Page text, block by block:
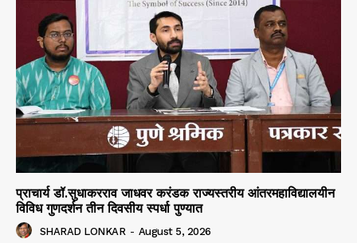
प्राचार्य डॉ.सुधाकरराव जाधवर करंडक राज्यस्तरीय आंतरमहाविद्यालयीन
विविध गुणदर्शन तीन दिवसीय स्पर्धा पुण्यात
SHARAD LONKAR - August 5, 2026